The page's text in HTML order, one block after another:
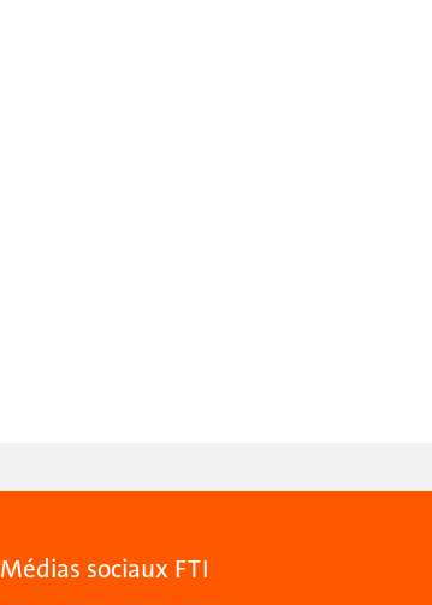
Médias sociaux FTI